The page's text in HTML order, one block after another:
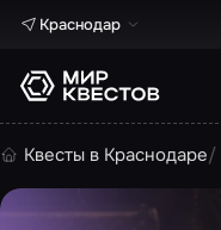
Краснодар
Квесты в Краснодаре